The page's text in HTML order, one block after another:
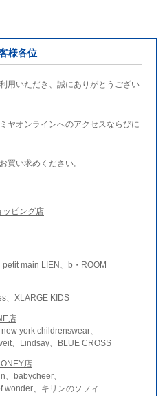
様各位
用いただき、誠にありがとうござい
ヤオンラインへのアクセスならびに
買い求めください。
ッピング店
main LIEN、b・ROOM
、XLARGE KIDS
店
york childrenswear、
、Lindsay、BLUE CROSS
店
、babycheer、
wonder、キリンのソフィ